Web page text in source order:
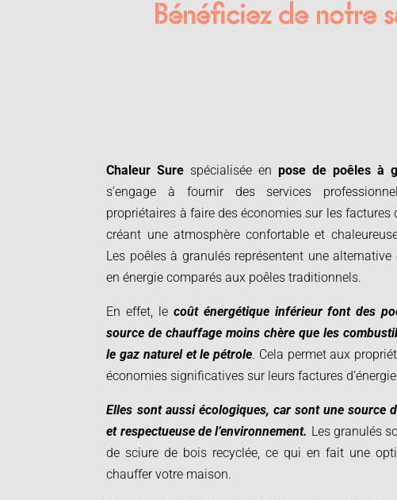
Bénéficiez de notre
Chaleur Sure spécialisée enpose de poêles à
s’engage à fournir des services
propriétaires à faire des économies sur les factures
créant une atmosphère confortable et
Les poêles à granulés représentent une
en énergie comparés aux poêles traditionnels.
En effet, le coût énergétique inférieur font des
source de chauffage moins chère que les
le gaz naturel et le pétrole. Cela permet aux
économies significatives sur leurs factures
Elles sont aussi écologiques, car sont une source
et respectueuse de l’environnement. Les granulés
de sciure de bois recyclée, ce qui en fait une
chauffer votre maison.